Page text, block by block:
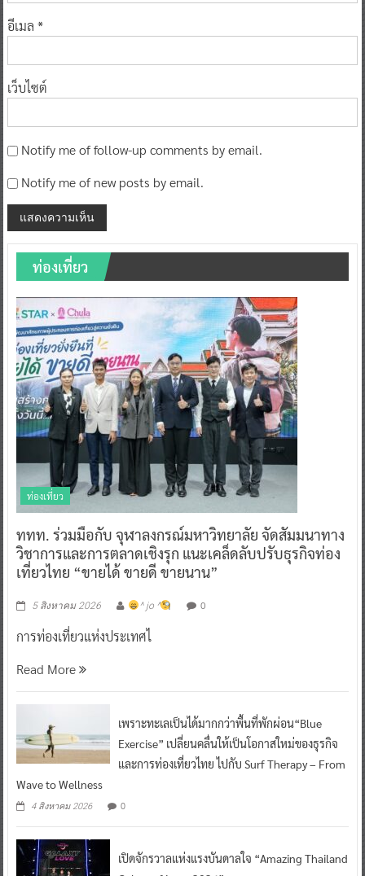
อีเมล *
เว็บไซต์
Notify me of follow-up comments by email.
Notify me of new posts by email.
ท่องเที่ยว
ท่องเที่ยว
ททท. ร่วมมือกับ จุฬาลงกรณ์มหาวิทยาลัย จัดสัมมนาทาง
วิชาการและการตลาดเชิงรุก แนะเคล็ดลับปรับธุรกิจท่อง
เที่ยวไทย “ขายได้ ขายดี ขายนาน”
5 สิงหาคม 2026 ^ jo ^ 0
การท่องเที่ยวแห่งประเทศไ
Read More
เพราะทะเลเป็นได้มากกว่าพื้นที่พักผ่อน“Blue
Exercise” เปลี่ยนคลื่นให้เป็นโอกาสใหม่ของธุรกิจ
และการท่องเที่ยวไทย ไปกับ Surf Therapy – From
Wave to Wellness
4 สิงหาคม 2026 0
เปิดจักรวาลแห่งแรงบันดาลใจ “Amazing Thailand